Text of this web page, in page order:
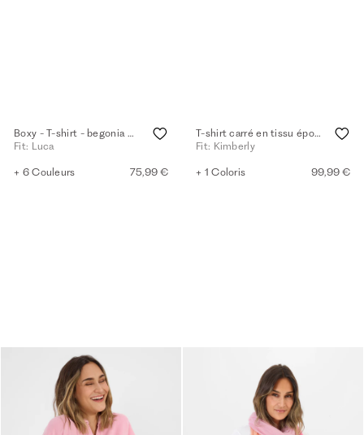
Boxy - T-shirt - begonia pink
Fit: Luca
+ 6 Couleurs 75,99 €
T-shirt carré en tissu éponge - begonia pink
Fit: Kimberly
+ 1 Coloris 99,99 €